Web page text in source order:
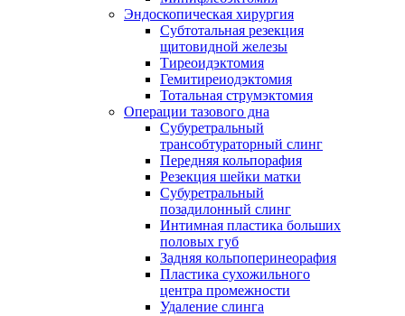
Эндоскопическая хирургия
Субтотальная резекция
щитовидной железы
Тиреоидэктомия
Гемитиреиодэктомия
Тотальная струмэктомия
Операции тазового дна
Субуретральный
трансобтураторный слинг
Передняя кольпорафия
Резекция шейки матки
Субуретральный
позадилонный слинг
Интимная пластика больших
половых губ
Задняя кольпоперинеорафия
Пластика сухожильного
центра промежности
Удаление слинга